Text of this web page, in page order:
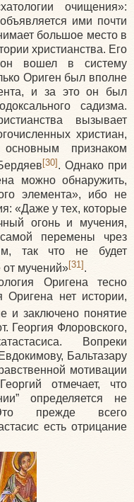
очищения»:
ими почти
большое место в
христианства. Его
вошел в систему
Ориген был вполне
и за это он был
садизма.
вызывает
христиан,
признаком
[30]. Однако при
можно обнаружить,
элемента», ибо не
«Даже у тех, которые
огонь и мучения,
перемены чрез
так что не будет
от мучений»[31] .
Оригена тесно
Оригена нет истории,
и заключено понятие
Георгия Флоровского,
Вопреки
Бальтазару
мотивации
отмечает, что
определяется не
прежде всего
есть отрицание